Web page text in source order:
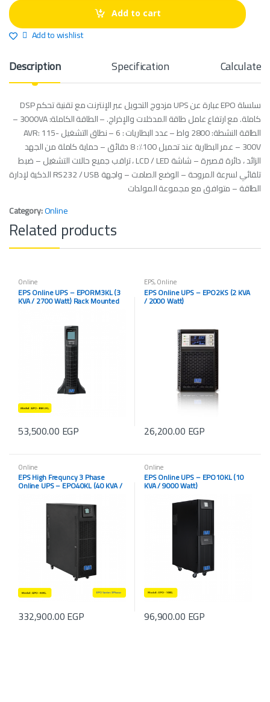
t
i
t
y
Add to cart
Add to wishlist
Description Specification Calculate
سلسلة EPO عبارة عن UPS مزدوج التحويل عبر الإنترنت مع تقنية تحكم DSP
كاملة. مع ارتفاع عامل طاقة المدخلات والإخراج. – الطاقة الكاملة: 3000VA –
الطاقة النشطة: 2800 واط – عدد البطاريات : 6 – نطاق التشغيل AVR: 115-
300V – عمر البطارية عند تحميل 100٪: 8 دقائق – حماية كاملة من الجهد
الزائد ، دائرة قصيرة – شاشة LCD / LED ، تراقب جميع حالات التشغيل – ضبط
تلقائي لسرعة المروحة – الوضع الصامت – واجهة RS232 / USB الذكية لإدارة
الطاقة – متوافق مع مجموعة المولدات
Category:Online
Related products
Online
EPS Online UPS – EPORM3KL (3
KVA / 2700 Watt) Rack Mounted
53,500.00 EGP
EPS,Online
EPS Online UPS – EPO2KS (2 KVA
/ 2000 Watt)
26,200.00 EGP
Online
EPS High Frequncy 3 Phase
Online UPS – EPO40KL (40 KVA /
332,900.00EGP
Online
EPS Online UPS – EPO10KL (10
KVA / 9000 Watt)
96,900.00 EGP